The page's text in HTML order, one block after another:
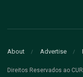
About Advertise
Direitos Reservados ao